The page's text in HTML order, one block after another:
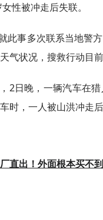
性被冲走后失联。
此事多次联系当地警
气状况，搜救行动目
2日晚，一辆汽车在
时，一人被山洪冲走
直出！外面根本买不到